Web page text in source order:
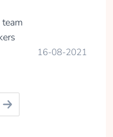
16-08-2021